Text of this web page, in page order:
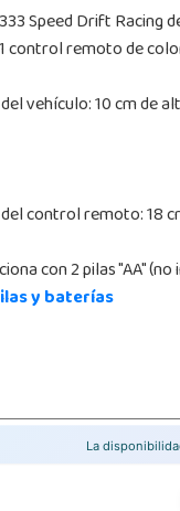
Speed Drift Racing
remoto de
vehículo: 10 cm de
control remoto: 18
con 2 pilas "AA" (no
y baterías
La